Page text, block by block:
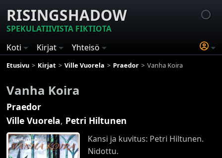
RISINGSHADOW
SPEKULATIIVISTA FIKTIOTA
Koti
Kirjat Yhteisö
Etusivu Kirjat Ville Vuorela Praedor Vanha Koira
Vanha Koira
Praedor
Ville Vuorela, Petri Hiltunen
Kansi ja kuvitus: Petri Hiltunen.
Nidottu.